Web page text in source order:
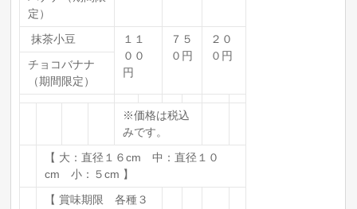
定）
抹茶小豆
１１
００
円
７５
０円
２０
０円
チョコバナナ
（期間限定）
※価格は税込
みです。
【 大：直径１６cm 中：直径１０
cm 小：５cm 】
【 賞味期限 各種３